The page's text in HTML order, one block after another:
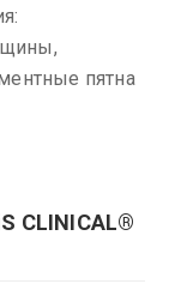
пятна
CLINICAL®